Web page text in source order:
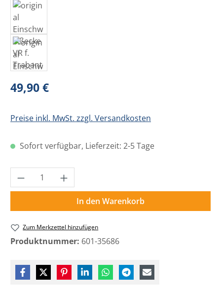
Regulärer Preis:
49,90 €
Preise inkl. MwSt. zzgl. Versandkosten
Sofort verfügbar, Lieferzeit: 2-5 Tage
Produkt Anzahl: Gib den gewünschten
In den Warenkorb
Zum Merkzettel hinzufügen
Produktnummer: 601-35686